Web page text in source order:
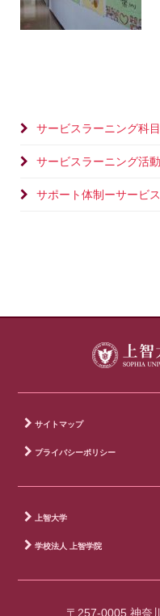
サービスラーニング科目
サービスラーニング活動
サポート体制ーサービ
サイトマップ
プライバシーポリシー
上智大学
学校法人 上智学院
〒257-0005 神奈